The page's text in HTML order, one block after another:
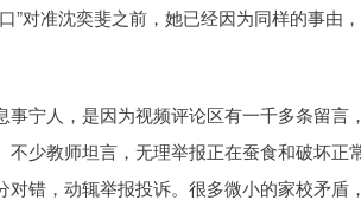
”对准沈奕斐之前，她已经因为同样的事由
宁人，是因为视频评论区有一千多条留言
少教师坦言，无理举报正在蚕食和破坏正
错，动辄举报投诉。很多微小的家校矛盾